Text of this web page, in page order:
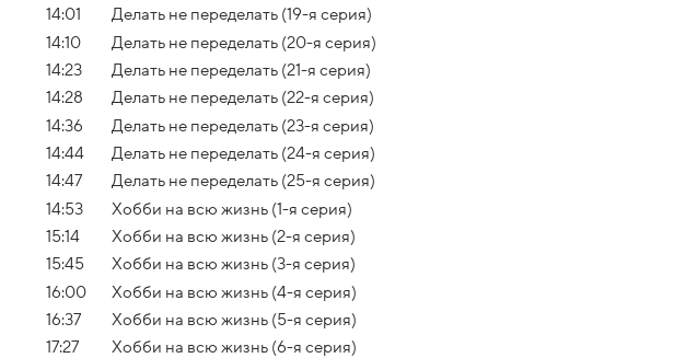
14:01
Делать не переделать (19-я серия)
14:10
Делать не переделать (20-я серия)
14:23
Делать не переделать (21-я серия)
14:28
Делать не переделать (22-я серия)
14:36
Делать не переделать (23-я серия)
14:44
Делать не переделать (24-я серия)
14:47
Делать не переделать (25-я серия)
14:53
Хобби на всю жизнь (1-я серия)
15:14
Хобби на всю жизнь (2-я серия)
15:45
Хобби на всю жизнь (3-я серия)
16:00
Хобби на всю жизнь (4-я серия)
16:37
Хобби на всю жизнь (5-я серия)
17:27
Хобби на всю жизнь (6-я серия)